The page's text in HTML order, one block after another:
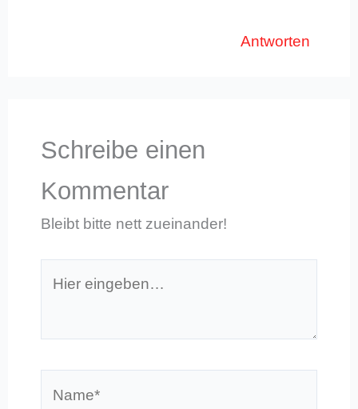
Antworten
Schreibe einen
Kommentar
Bleibt bitte nett zueinander!
eingeben…